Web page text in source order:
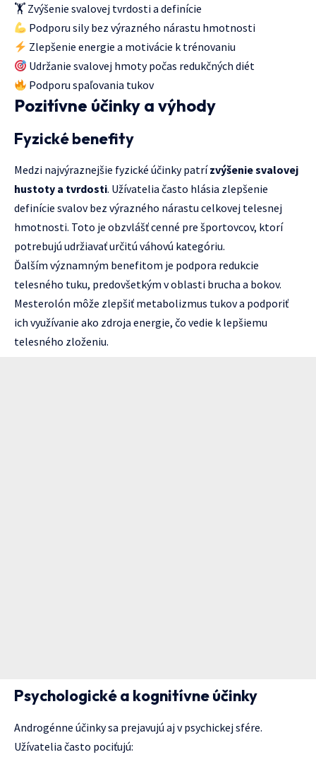
🏋️ Zvýšenie svalovej tvrdosti a definície
Podporu sily bez výrazného nárastu hmotnosti
Zlepšenie energie a motivácie k trénovaniu
Udržanie svalovej hmoty počas redukčných diét
Podporu spaľovania tukov
Pozitívne účinky a výhody
Fyzické benefity
Medzi najvýraznejšie fyzické účinky patrízvýšenie svalovej
hustoty a tvrdosti. Užívatelia často hlásia zlepšenie
definície svalov bez výrazného nárastu celkovej telesnej
hmotnosti. Toto je obzvlášť cenné pre športovcov, ktorí
potrebujú udržiavať určitú váhovú kategóriu.
Ďalším významným benefitom je podpora redukcie
telesného tuku, predovšetkým v oblasti brucha a bokov.
Mesterolón môže zlepšiť metabolizmus tukov a podporiť
ich využívanie ako zdroja energie, čo vedie k lepšiemu
telesného zloženiu.
Psychologické a kognitívne účinky
Androgénne účinky sa prejavujú aj v psychickej sfére.
Užívatelia často pociťujú: